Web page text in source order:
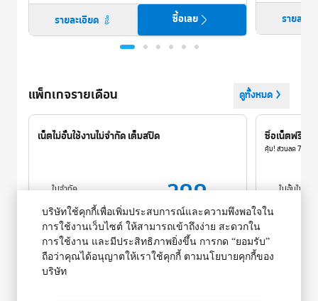
รายละเอียด ซื้อเลย รายละเ
แพ็กเกจรายเดือน ดูทั้งหมด
เน็ตไม่อั้นใช้งานไม่จำกัด เต็มสปีด
ไม่จำกัด
30 วันอายุการใช้งาน 399
(ไม่รวมภาษี)
รายละเอียด ซื้อเลย
ซื้อเน็ตฟรีคูป
คุ้ม! ส่วนลด 7-11
ไม่อั้นไม่ล
บริษัทใช้คุกกี้เพื่อเพิ่มประสบการณ์และความพึงพอใจใน
การใช้งานเว็บไซต์ ให้สามารถเข้าถึงง่าย สะดวกใน
การใช้งาน และมีประสิทธิภาพยิ่งขึ้น การกด “ยอมรับ”
ถือว่าคุณได้อนุญาตให้เราใช้คุกกี้ ตามนโยบายคุกกี้ของ
บริษัท